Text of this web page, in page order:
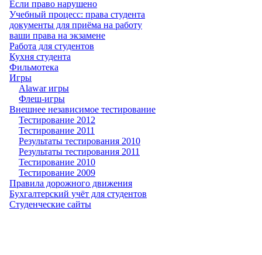
Если право нарушено
Учебный процесс: права студента
документы для приёма на работу
ваши права на экзамене
Работа для студентов
Кухня студента
Фильмотека
Игры
Alawar игры
Флеш-игры
Внешнее независимое тестирование
Тестирование 2012
Тестирование 2011
Результаты тестирования 2010
Результаты тестирования 2011
Тестирование 2010
Тестирование 2009
Правила дорожного движения
Бухгалтерский учёт для студентов
Студенческие сайты